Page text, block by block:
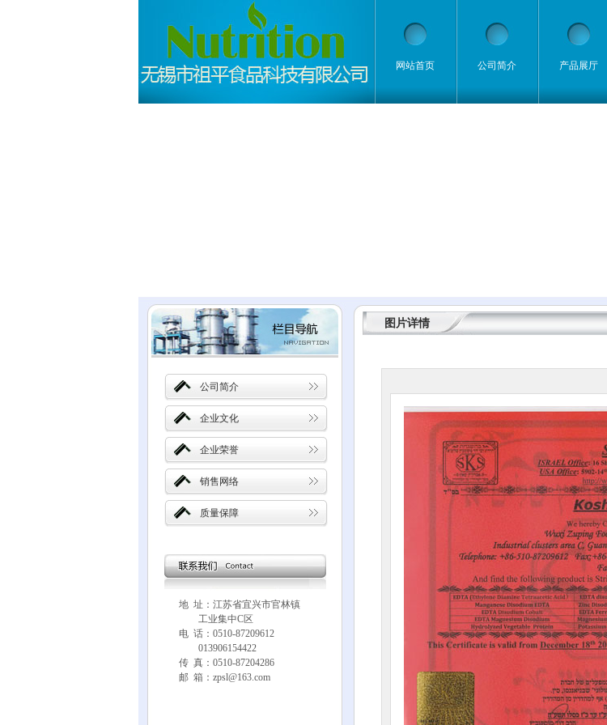
网站首页 公司简介 产品展厅
公司简介
企业文化
企业荣誉
销售网络
质量保障
地 址：江苏省宜兴市官林镇
工业集中C区
电 话：0510-87209612
013906154422
传 真：0510-87204286
邮 箱：zpsl@163.com
图片详情